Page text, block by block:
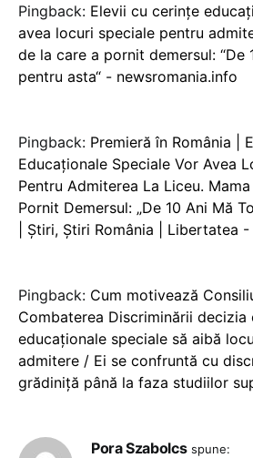
Pingback: Elevii cu cerințe
avea locuri speciale pentru
de la care a pornit demersul: “De
pentru asta“ - newsromania.info
Pingback: Premieră în România |
Educaționale Speciale Vor Avea
Pentru Admiterea La Liceu.
Pornit Demersul: „De 10 Ani Mă
| Ştiri, Știri România | Libertatea
Pingback: Cum motivează
Combaterea Discriminării
educaționale speciale să aibă
admitere / Ei se confruntă cu
grădiniță până la faza studiilor
Pora Szabolcs spune: